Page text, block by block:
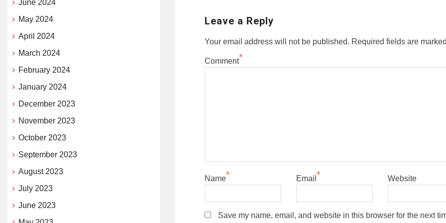
Leave a Reply
Your email address will not be published. Required fields are marked
Comment*
Name* Email * Website
Save my name, email, and website in this browser for the next
June 2024
May 2024
April 2024
March 2024
February 2024
January 2024
December 2023
November 2023
October 2023
September 2023
August 2023
July 2023
June 2023